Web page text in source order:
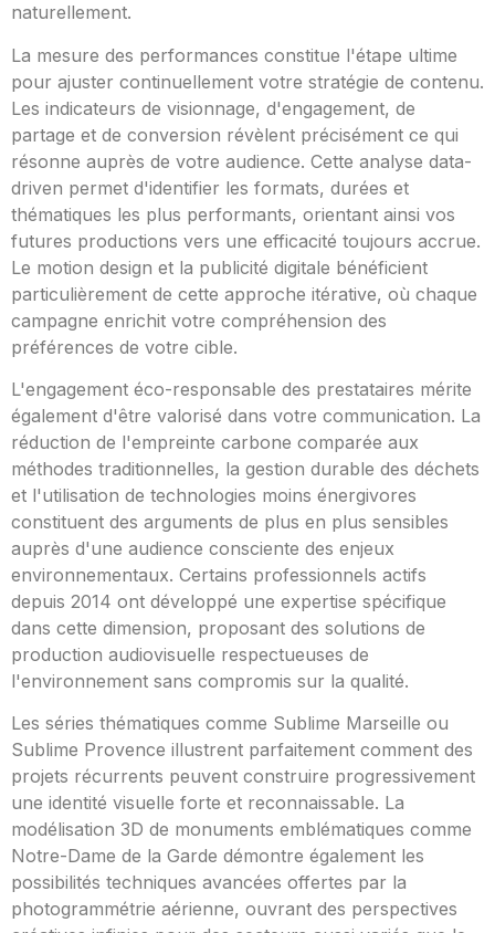
naturellement.
La mesure des performances constitue l'étape ultime
pour ajuster continuellement votre stratégie de contenu.
Les indicateurs de visionnage, d'engagement, de
partage et de conversion révèlent précisément ce qui
résonne auprès de votre audience. Cette analyse data-
driven permet d'identifier les formats, durées et
thématiques les plus performants, orientant ainsi vos
futures productions vers une efficacité toujours accrue.
Le motion design et la publicité digitale bénéficient
particulièrement de cette approche itérative, où chaque
campagne enrichit votre compréhension des
préférences de votre cible.
L'engagement éco-responsable des prestataires mérite
également d'être valorisé dans votre communication. La
réduction de l'empreinte carbone comparée aux
méthodes traditionnelles, la gestion durable des déchets
et l'utilisation de technologies moins énergivores
constituent des arguments de plus en plus sensibles
auprès d'une audience consciente des enjeux
environnementaux. Certains professionnels actifs
depuis 2014 ont développé une expertise spécifique
dans cette dimension, proposant des solutions de
production audiovisuelle respectueuses de
l'environnement sans compromis sur la qualité.
Les séries thématiques comme Sublime Marseille ou
Sublime Provence illustrent parfaitement comment des
projets récurrents peuvent construire progressivement
une identité visuelle forte et reconnaissable. La
modélisation 3D de monuments emblématiques comme
Notre-Dame de la Garde démontre également les
possibilités techniques avancées offertes par la
photogrammétrie aérienne, ouvrant des perspectives